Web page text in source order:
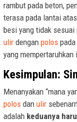
rambut pada beton,
terasa pada lantai
besi yang tidak
ulir dengan polos
yang
Kesimpulan:
Menanyakan “mana
polos dan ulir
adalah keduanya